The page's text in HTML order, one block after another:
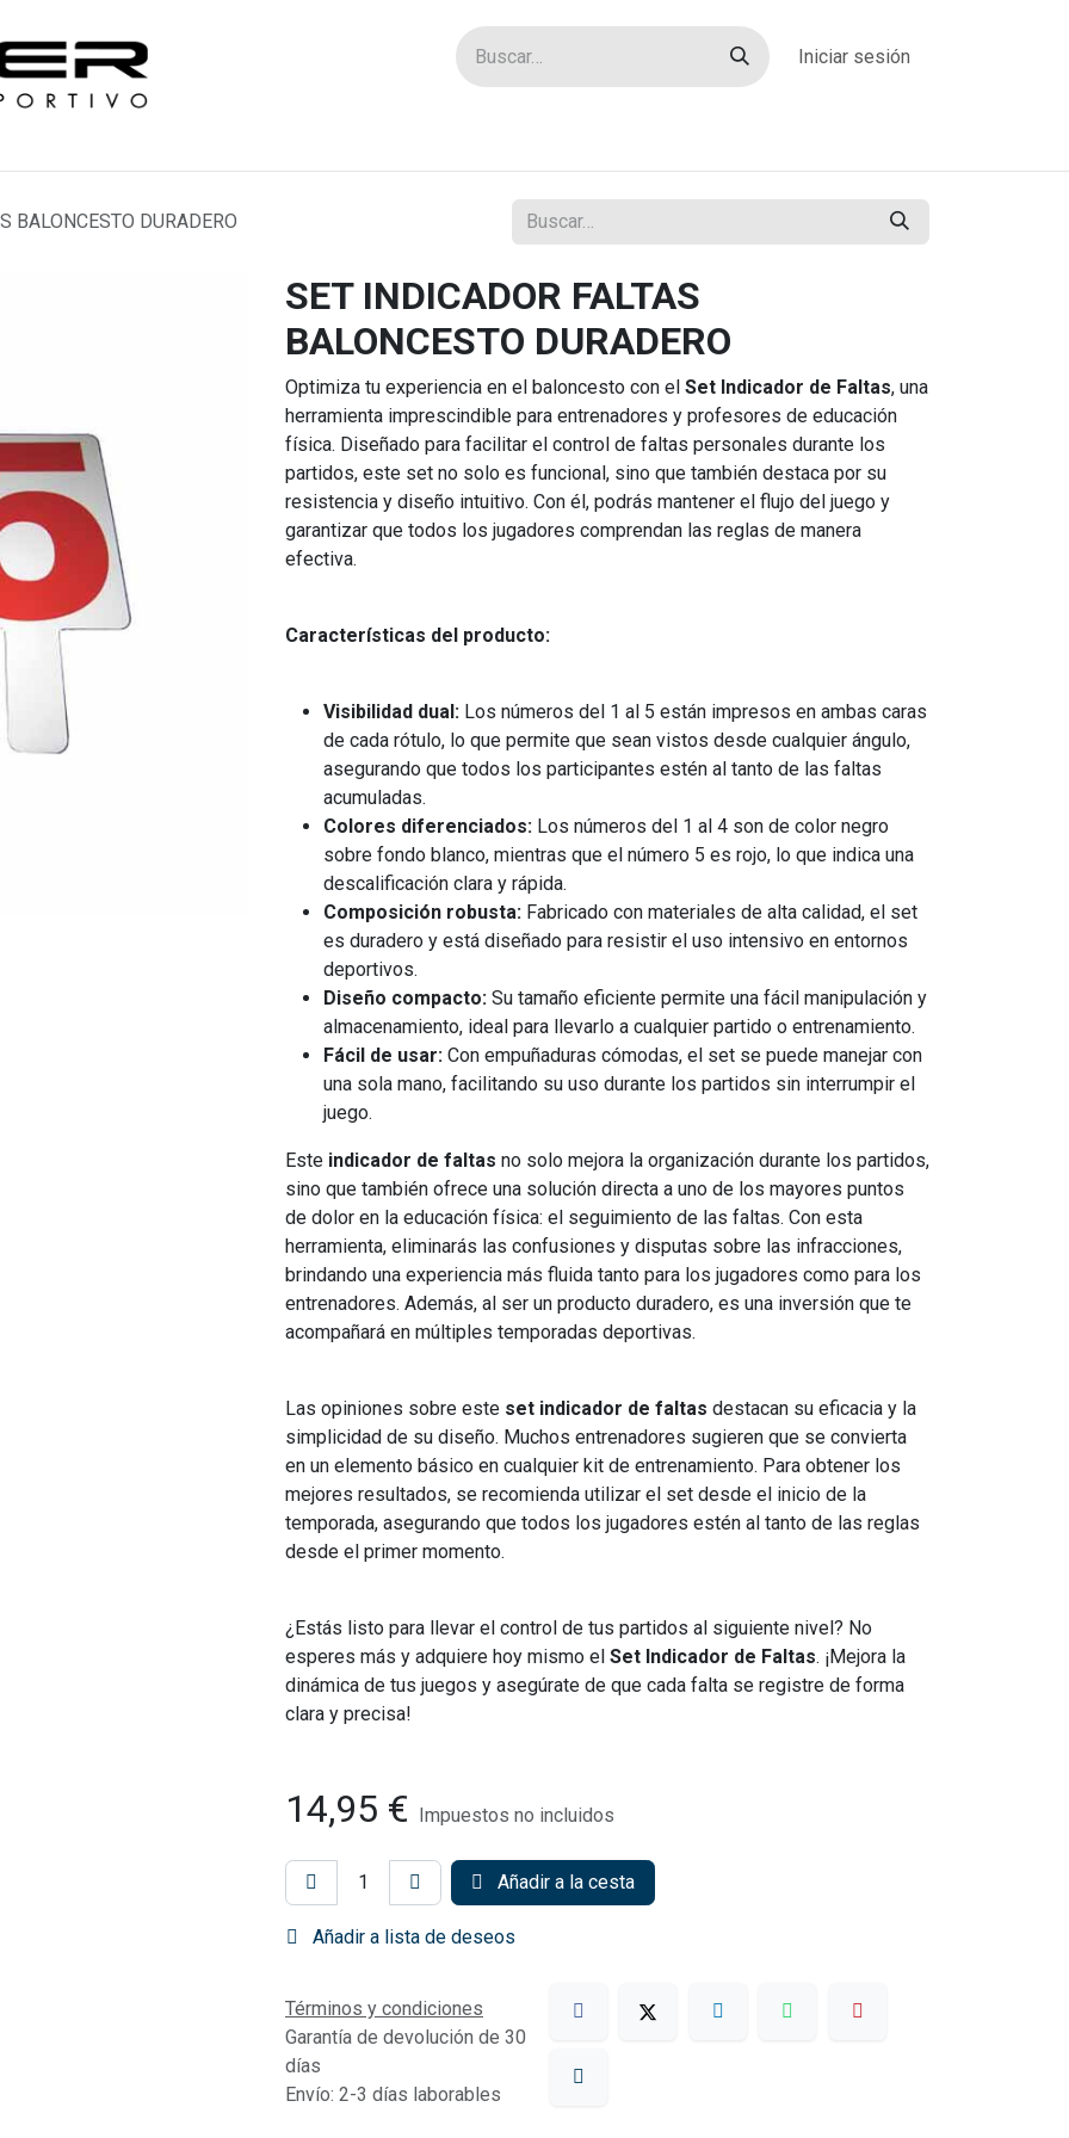
Iniciar sesión
BALONCESTO DURADERO
SET INDICADOR FALTAS
BALONCESTO DURADERO
Optimiza tu experiencia en el baloncesto con el Set Indicador de Faltas, una
herramienta imprescindible para entrenadores y profesores de educación
física. Diseñado para facilitar el control de faltas personales durante los
partidos, este set no solo es funcional, sino que también destaca por su
resistencia y diseño intuitivo. Con él, podrás mantener el flujo del juego y
garantizar que todos los jugadores comprendan las reglas de manera
efectiva.
Características del producto:
Visibilidad dual: Los números del 1 al 5 están impresos en ambas caras
de cada rótulo, lo que permite que sean vistos desde cualquier ángulo,
asegurando que todos los participantes estén al tanto de las faltas
acumuladas.
Colores diferenciados: Los números del 1 al 4 son de color negro
sobre fondo blanco, mientras que el número 5 es rojo, lo que indica una
descalificación clara y rápida.
Composición robusta: Fabricado con materiales de alta calidad, el set
es duradero y está diseñado para resistir el uso intensivo en entornos
deportivos.
Diseño compacto: Su tamaño eficiente permite una fácil manipulación y
almacenamiento, ideal para llevarlo a cualquier partido o entrenamiento.
Fácil de usar: Con empuñaduras cómodas, el set se puede manejar con
una sola mano, facilitando su uso durante los partidos sin interrumpir el
juego.
Este indicador de faltas no solo mejora la organización durante los partidos,
sino que también ofrece una solución directa a uno de los mayores puntos
de dolor en la educación física: el seguimiento de las faltas. Con esta
herramienta, eliminarás las confusiones y disputas sobre las infracciones,
brindando una experiencia más fluida tanto para los jugadores como para los
entrenadores. Además, al ser un producto duradero, es una inversión que te
acompañará en múltiples temporadas deportivas.
Las opiniones sobre este set indicador de faltas destacan su eficacia y la
simplicidad de su diseño. Muchos entrenadores sugieren que se convierta
en un elemento básico en cualquier kit de entrenamiento. Para obtener los
mejores resultados, se recomienda utilizar el set desde el inicio de la
temporada, asegurando que todos los jugadores estén al tanto de las reglas
desde el primer momento.
¿Estás listo para llevar el control de tus partidos al siguiente nivel? No
esperes más y adquiere hoy mismo el Set Indicador de Faltas. ¡Mejora la
dinámica de tus juegos y asegúrate de que cada falta se registre de forma
clara y precisa!
14,95 € Impuestos no incluidos
Añadir a la cesta
Añadir a lista de deseos
Términos y condiciones
Garantía de devolución de 30
días
Envío: 2-3 días laborables